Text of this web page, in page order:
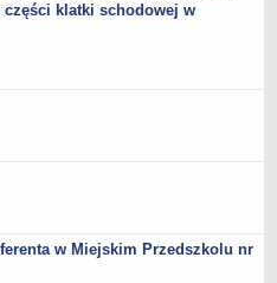
klatki schodowej w
w Miejskim Przedszkolu nr